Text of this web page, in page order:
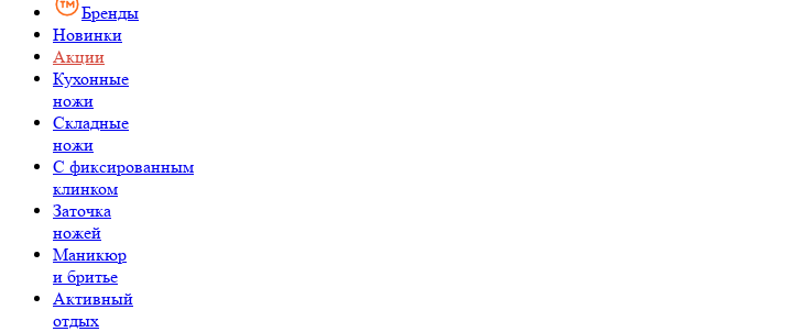
Бренды
Новинки
Акции
Кухонные
ножи
Складные
ножи
C фиксированным
клинком
Заточка
ножей
Маникюр
и бритье
Активный
отдых